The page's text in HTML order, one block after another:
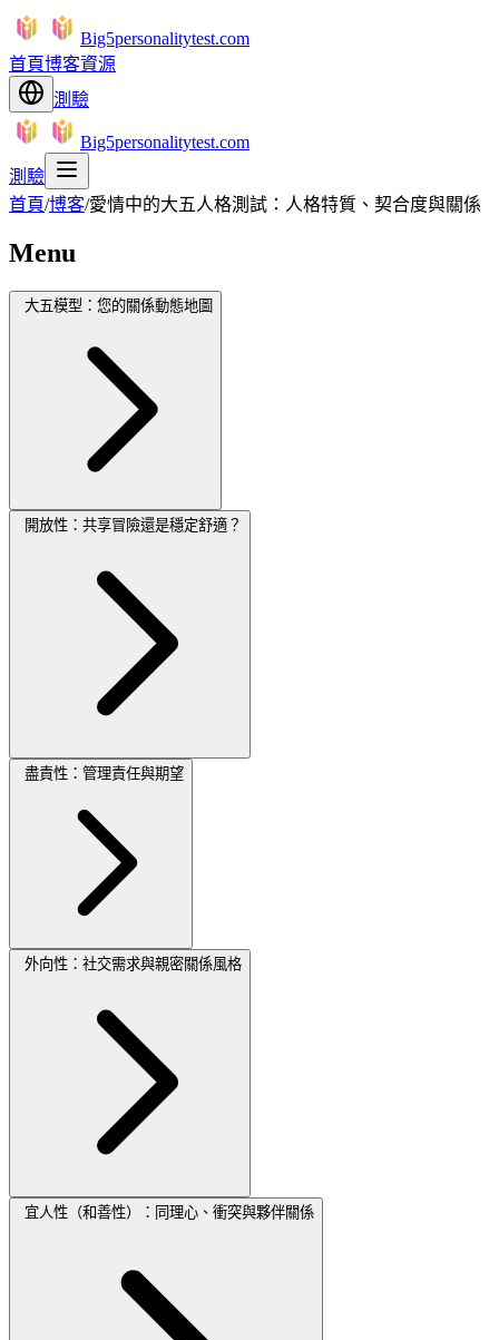
Big5personalitytest.com
首頁博客資源
測驗
Big5personalitytest.com
測驗
首頁/博客/愛情中的大五人格測試：人格特質、契合度與關係
Menu
大五模型：您的關係動態地圖
開放性：共享冒險還是穩定舒適？
盡責性：管理責任與期望
外向性：社交需求與親密關係風格
宜人性（和善性）：同理心、衝突與夥伴關係